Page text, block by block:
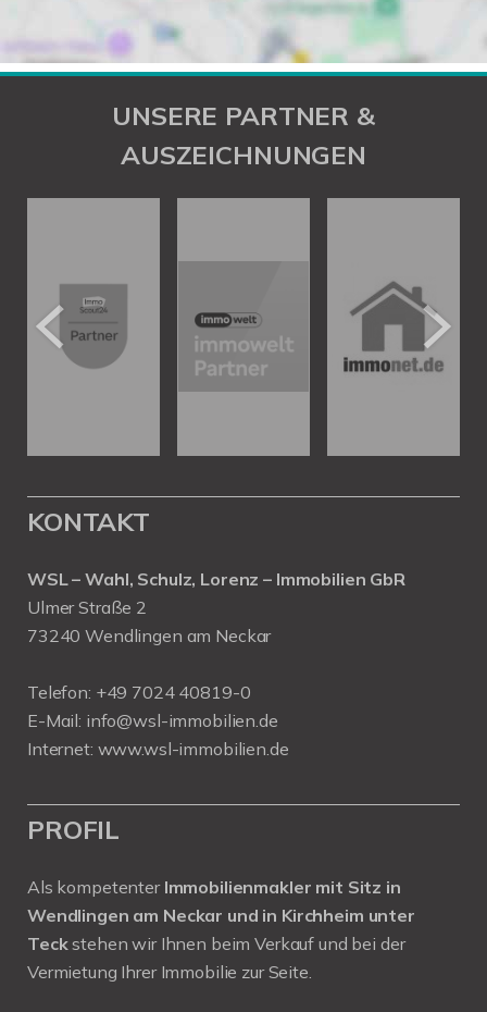
UNSERE PARTNER &
AUSZEICHNUNGEN
KONTAKT
WSL – Wahl, Schulz, Lorenz – Immobilien GbR
Ulmer Straße 2
73240 Wendlingen am Neckar
Telefon: +49 7024 40819-0
E-Mail: info@wsl-immobilien.de
Internet: www.wsl-immobilien.de
PROFIL
Als kompetenter Immobilienmakler mit Sitz in
Wendlingen am Neckar und in Kirchheim unter
Teckstehen wir Ihnen beim Verkauf und bei der
Vermietung Ihrer Immobilie zur Seite.